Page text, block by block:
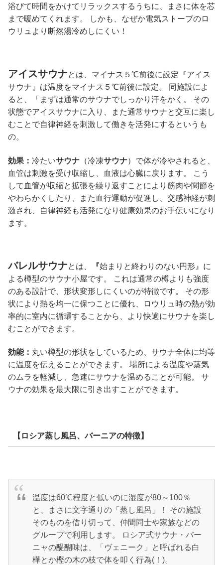
浴びて時間をかけてリラックスするうちに、まさに体を芯
まで暖めてくれます。 しかも、なぜか電気ストーブのロ
ウリュより断然湯冷めしにくい！
アイスサウナとは、マイナス５℃前後に設定『アイス
サウナ』は温度をマイナス５℃前後に設定。 同施設によ
ると、「まずは通常のサウナでしっかり汗をかく。 その
状態でアイスサウナに入り、また通常サウナと交互に楽し
むことで自律神経を刺激して働きを活発にするというも
の。
効果： 冷たいサウナ （冷凍サウナ）で体が冷やされると、
血管は刺激を受け収縮し、血液は心臓に戻ります。 こう
して血管が収縮と拡張を繰り返すことにより筋肉や関節を
やわらかくしたり、また血行運動が促進し、交感神経が刺
激され、自律神経も活発になり健康効果のお手伝いになり
ます。
バレルサウナとは、 『始まりと終わりのない円形』に
よる樽型のサウナ小屋です。 これは通常の樽よりも強度
のある設計で、形状変形しにくいのが特徴です。 その形
状により熱を均一に保つことに優れ、ロウリュ時の熱が効
率的に室内に循環することから、より快適にサウナを楽し
むことができます。
効能： 丸い樽型の形状をしているため、サウナ全体に均等
に温度を伝えることができます。 場所による温度や蒸気
のムラを軽減し、急速にサウナを温めることが可能。 サ
ウナの効果を最大限に引き出すことができます。
【ロシア蒸し風呂、バーニアの特徴】
温度は60℃程度と低いのに湿度が80～100％
と、まさに文字通りの「蒸し風呂」！ その施設
そのものを借り切って、仲間同士や家族などの
グループで利用します。 ロシア式サウナ・バー
ニャの醍醐味は、「ヴェニーク」と呼ばれる白
樺とか樫の木の枝で体を叩く行為(！)。